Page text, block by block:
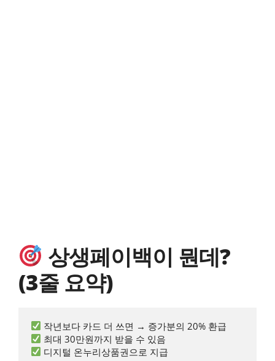
상생페이백이 뭔데?
(3줄 요약)
디지털 온누리상품권으로 지급